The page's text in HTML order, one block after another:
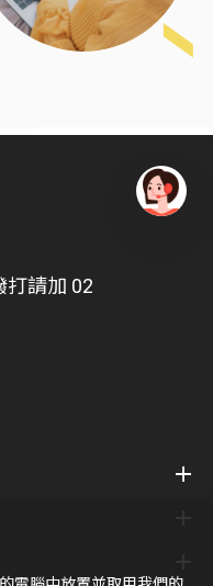
打請加 02